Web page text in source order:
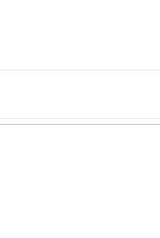
ィネーター等の資格を取得。大阪府立職業訓練